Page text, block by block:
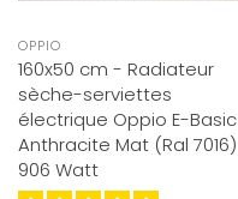
OPPIO
160x50 cm - Radiateur
sèche-serviettes
électrique Oppio E-Basic
Anthracite Mat (Ral 7016)
906 Watt